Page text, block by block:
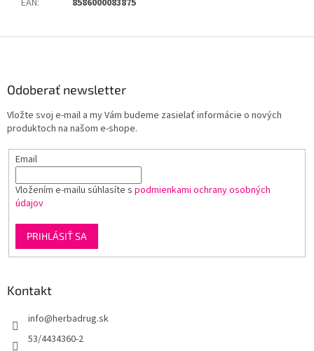
EAN: 8586000083875
Odoberať newsletter
Vložte svoj e-mail a my Vám budeme zasielať informácie o nových
produktoch na našom e-shope.
Email
Vložením e-mailu súhlasíte s podmienkami ochrany osobných
údajov
PRIHLÁSIŤ SA
Kontakt
info@herbadrug.sk
53/4434360-2